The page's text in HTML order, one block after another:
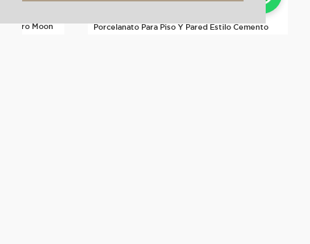
Neutro Moon
Porcelanato Para Piso Y Pared Estilo Cemento